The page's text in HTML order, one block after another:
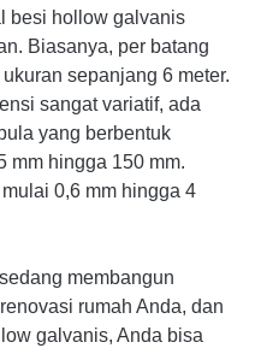
besi hollow galvanis
Biasanya, per batang
sepanjang 6 meter.
sangat variatif, ada
yang berbentuk
mm hingga 150 mm.
0,6 mm hingga 4
membangun
rumah Anda, dan
galvanis, Anda bisa